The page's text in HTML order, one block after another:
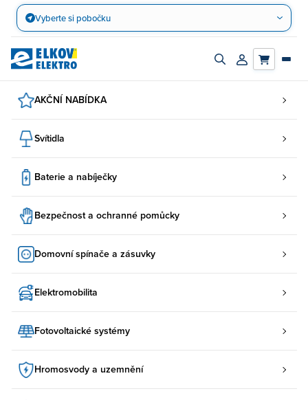
Přejít
obsah
Vyberte si pobočku
Zapnout/vypnout
Přihlásit/
AKČNÍ NABÍDKA
Svítidla
Baterie a nabíječky
Bezpečnost a ochranné pomůcky
Domovní spínače a zásuvky
Elektromobilita
Fotovoltaické systémy
Hromosvody a uzemnění